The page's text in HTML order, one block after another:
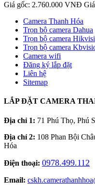
Giá gốc: 2.760.000 VNĐ
Camera Thanh Hóa
Trọn bộ camera Dahua
Trọn bộ camera
Trọn bộ camera
Camera wifi
Đăng ký lắp đặt
Liên hệ
Sitemap
LẮP ĐẶT CAMERA
Địa chỉ 1: 71 Phú Thọ, Phú
Địa chỉ 2: 108 Phan Bội
Hóa
Điện thoại: 0978.499.112
Email: